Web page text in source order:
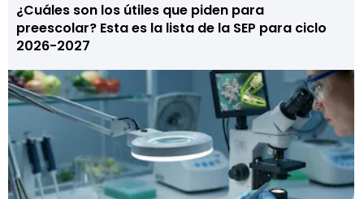
¿Cuáles son los útiles que piden para
preescolar? Esta es la lista de la SEP para ciclo
2026-2027